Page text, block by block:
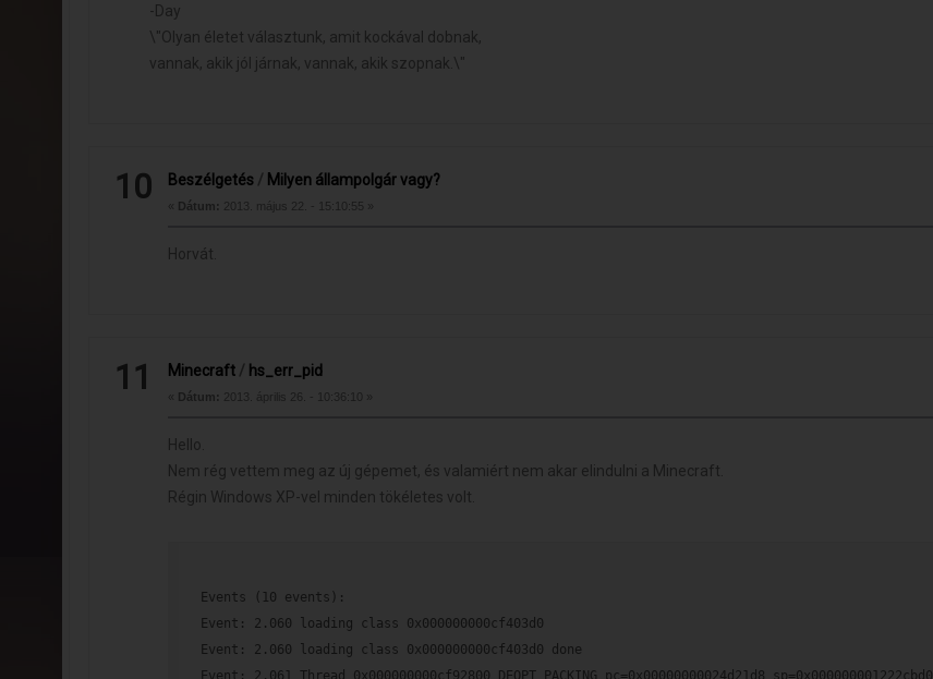
-Day
\"Olyan életet választunk, amit kockával dobnak,
vannak, akik jól járnak, vannak, akik szopnak.\"
10 Beszélgetés / Milyen állampolgár vagy?
« Dátum: 2013. május 22. - 15:10:55 »
Horvát.
11 Minecraft / hs_err_pid
« Dátum: 2013. április 26. - 10:36:10 »
Hello.
Nem rég vettem meg az új gépemet, és valamiért nem akar elindulni a Minecraft.
Régin Windows XP-vel minden tökéletes volt.
Events (10 events):
Event: 2.060 loading class 0x000000000cf403d0
Event: 2.060 loading class 0x000000000cf403d0 done